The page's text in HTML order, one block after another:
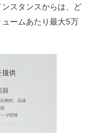
スタンスからは、ど
ームあたり最大5万